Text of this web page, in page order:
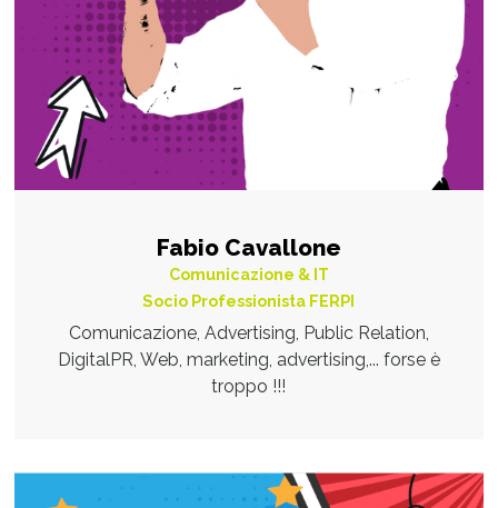
Fabio Cavallone
Comunicazione & IT
Socio Professionista FERPI
Comunicazione, Advertising, Public Relation,
DigitalPR, Web, marketing, advertising,... forse è
troppo !!!